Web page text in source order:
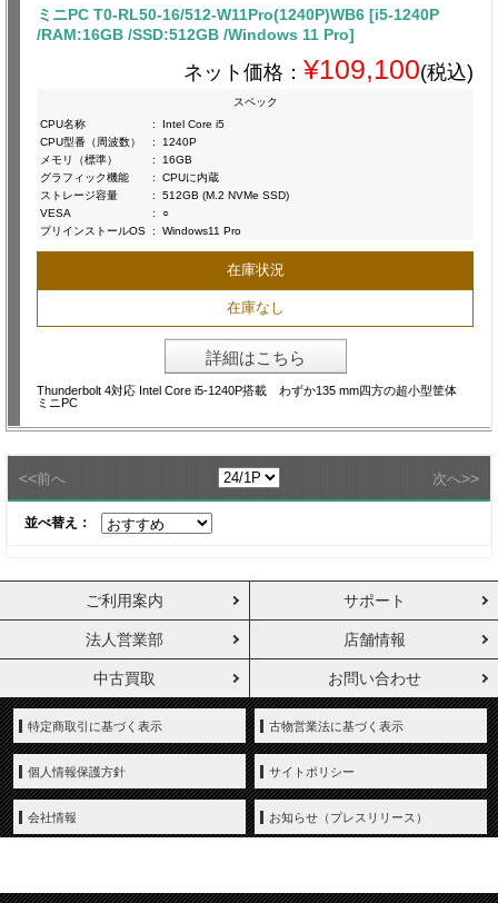
ミニPC T0-RL50-16/512-W11Pro(1240P)WB6 [i5-1240P
/RAM:16GB /SSD:512GB /Windows 11 Pro]
ネット価格： ¥109,100(税込)
スペック
CPU名称
:
Intel Core i5
CPU型番（周波数）
:
1240P
メモリ（標準）
:
16GB
グラフィック機能
:
CPUに内蔵
ストレージ容量
:
512GB (M.2 NVMe SSD)
VESA
:
○
プリインストールOS : Windows11 Pro
在庫状況
在庫なし
詳細はこちら
Thunderbolt 4対応 Intel Core i5-1240P搭載 わずか135 mm四方の超小型筐体
ミニPC
<<前へ 次へ>>
並べ替え：
ご利用案内 サポート
法人営業部 店舗情報
中古買取 お問い合わせ
特定商取引に基づく表示 古物営業法に基づく表示
個人情報保護方針 サイトポリシー
会社情報 お知らせ（プレスリリース）